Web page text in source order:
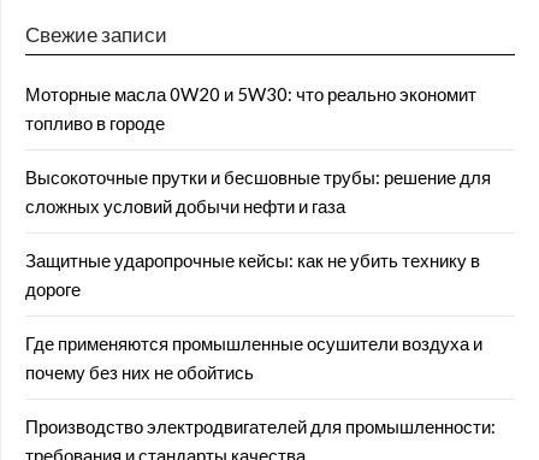
Свежие записи
Моторные масла 0W20 и 5W30: что реально экономит
топливо в городе
Высокоточные прутки и бесшовные трубы: решение для
сложных условий добычи нефти и газа
Защитные ударопрочные кейсы: как не убить технику в
дороге
Где применяются промышленные осушители воздуха и
почему без них не обойтись
Производство электродвигателей для промышленности:
требования и стандарты качества